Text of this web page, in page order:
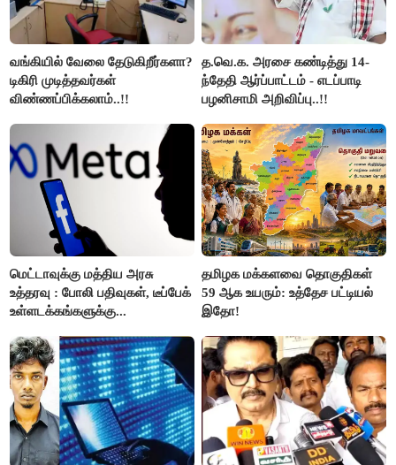
வங்கியில் வேலை தேடுகிறீர்களா?
டிகிரி முடித்தவர்கள்
விண்ணப்பிக்கலாம்..!!
த.வெ.க. அரசை கண்டித்து 14-
ந்தேதி ஆர்ப்பாட்டம் - எடப்பாடி
பழனிசாமி அறிவிப்பு..!!
மெட்டாவுக்கு மத்திய அரசு
உத்தரவு : போலி பதிவுகள், டீப்பேக்
உள்ளடக்கங்களுக்கு...
தமிழக மக்களவை தொகுதிகள்
59 ஆக உயரும்: உத்தேச பட்டியல்
இதோ!